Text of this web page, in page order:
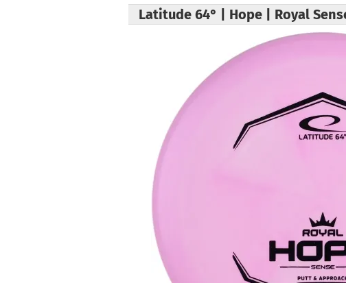
Latitude 64° | Hope | Royal